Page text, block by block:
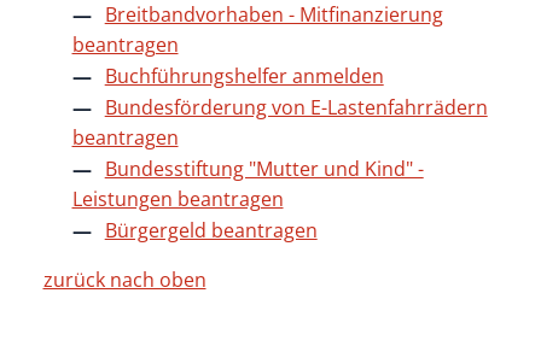
Breitbandvorhaben - Mitfinanzierung
beantragen
Buchführungshelfer anmelden
Bundesförderung von E-Lastenfahrrädern
beantragen
Bundesstiftung "Mutter und Kind" -
Leistungen beantragen
Bürgergeld beantragen
zurück nach oben